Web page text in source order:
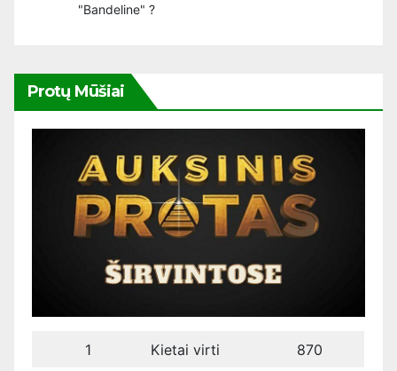
"Bandeline" ?
Protų Mūšiai
1 Kietai virti 870